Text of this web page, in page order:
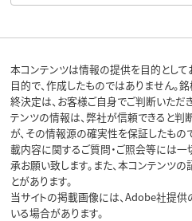
本コンテンツは情報の提供を目的として
目的で、作成したものではありません。
終決定は、お客様ご自身でご判断いただ
テンツの情報は、弊社が信頼できると判
が、その情報源の確実性を保証したもの
載内容に関するご質問・ご照会等には
承お願い致します。また、本コンテンツ
とがあります。
当サイトの掲載画像には、Adobe社提供
いる場合があります。